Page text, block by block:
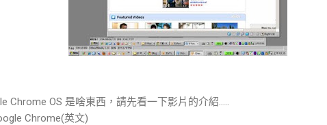
Chrome OS 是啥東西，請先看一下影片的介紹.....
Chrome(英文)